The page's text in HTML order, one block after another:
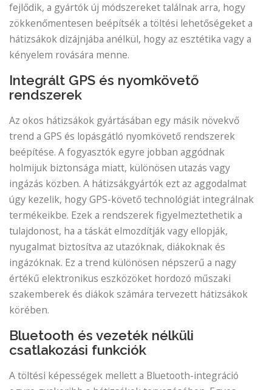
fejlődik, a gyártók új módszereket találnak arra, hogy
zökkenőmentesen beépítsék a töltési lehetőségeket a
hátizsákok dizájnjába anélkül, hogy az esztétika vagy a
kényelem rovására menne.
Integrált GPS és nyomkövető
rendszerek
Az okos hátizsákok gyártásában egy másik növekvő
trend a GPS és lopásgátló nyomkövető rendszerek
beépítése. A fogyasztók egyre jobban aggódnak
holmijuk biztonsága miatt, különösen utazás vagy
ingázás közben. A hátizsákgyártók ezt az aggodalmat
úgy kezelik, hogy GPS-követő technológiát integrálnak
termékeikbe. Ezek a rendszerek figyelmeztethetik a
tulajdonost, ha a táskát elmozdítják vagy ellopják,
nyugalmat biztosítva az utazóknak, diákoknak és
ingázóknak. Ez a trend különösen népszerű a nagy
értékű elektronikus eszközöket hordozó műszaki
szakemberek és diákok számára tervezett hátizsákok
körében.
Bluetooth és vezeték nélküli
csatlakozási funkciók
A töltési képességek mellett a Bluetooth-integráció